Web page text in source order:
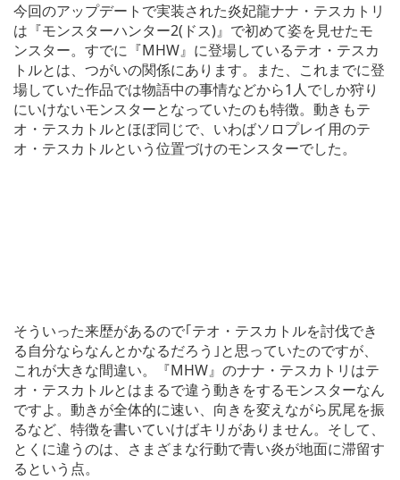
今回のアップデートで実装された炎妃龍ナナ・テスカトリ
は『モンスターハンター2(ドス)』で初めて姿を見せたモ
ンスター。すでに『MHW』に登場しているテオ・テスカ
トルとは、つがいの関係にあります。また、これまでに登
場していた作品では物語中の事情などから1人でしか狩り
にいけないモンスターとなっていたのも特徴。動きもテ
オ・テスカトルとほぼ同じで、いわばソロプレイ用のテ
オ・テスカトルという位置づけのモンスターでした。
そういった来歴があるので｢テオ・テスカトルを討伐でき
る自分ならなんとかなるだろう｣と思っていたのですが、
これが大きな間違い。『MHW』のナナ・テスカトリはテ
オ・テスカトルとはまるで違う動きをするモンスターなん
ですよ。動きが全体的に速い、向きを変えながら尻尾を振
るなど、特徴を書いていけばキリがありません。そして、
とくに違うのは、さまざまな行動で青い炎が地面に滞留す
るという点。